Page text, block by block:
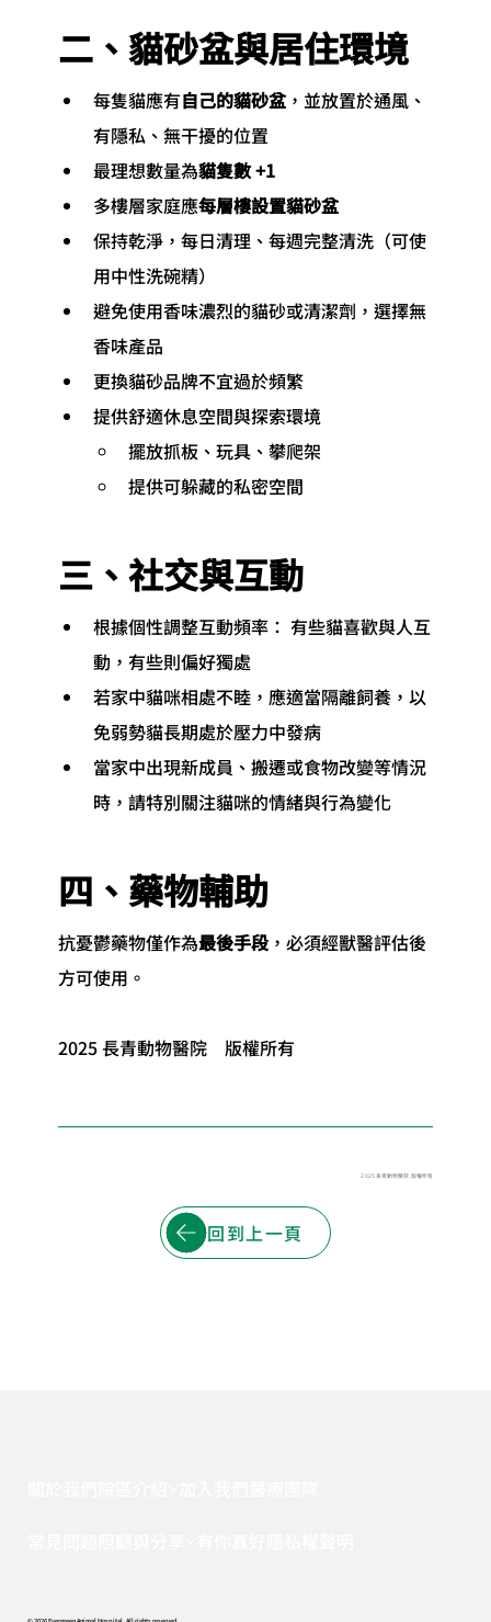
二、貓砂盆與居住環境
每隻貓應有自己的貓砂盆，並放置於通風、
有隱私、無干擾的位置
最理想數量為貓隻數 +1
多樓層家庭應每層樓設置貓砂盆
保持乾淨，每日清理、每週完整清洗（可使
用中性洗碗精）
避免使用香味濃烈的貓砂或清潔劑，選擇無
香味產品
更換貓砂品牌不宜過於頻繁
提供舒適休息空間與探索環境
擺放抓板、玩具、攀爬架
提供可躲藏的私密空間
三、社交與互動
根據個性調整互動頻率： 有些貓喜歡與人互
動，有些則偏好獨處
若家中貓咪相處不睦，應適當隔離飼養，以
免弱勢貓長期處於壓力中發病
當家中出現新成員、搬遷或食物改變等情況
時，請特別關注貓咪的情緒與行為變化
四、藥物輔助
抗憂鬱藥物僅作為最後手段，必須經獸醫評估後
方可使用。
2025 長青動物醫院　版權所有
2025 長青動物醫院 版權所有
回到上一頁